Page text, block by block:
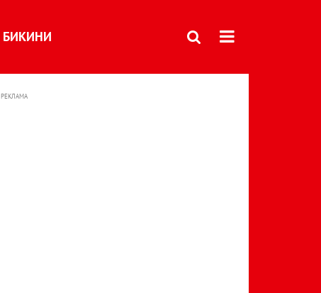
БИКИНИ
РЕКЛАМА